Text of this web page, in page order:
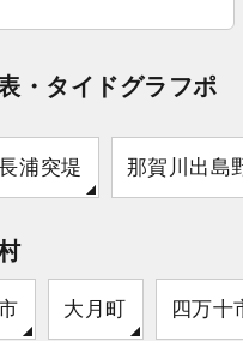
・タイドグラフポ
浦突堤 那賀川出島
大月町 四万十